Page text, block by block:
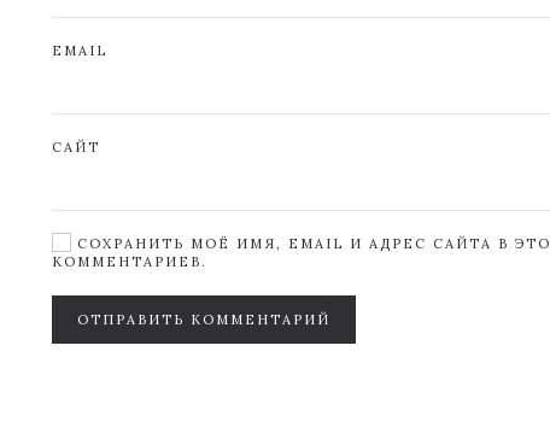
EMAIL
САЙТ
СОХРАНИТЬ МОЁ ИМЯ, EMAIL И АДРЕС САЙТА В
КОММЕНТАРИЕВ.
ОТПРАВИТЬ КОММЕНТАРИЙ